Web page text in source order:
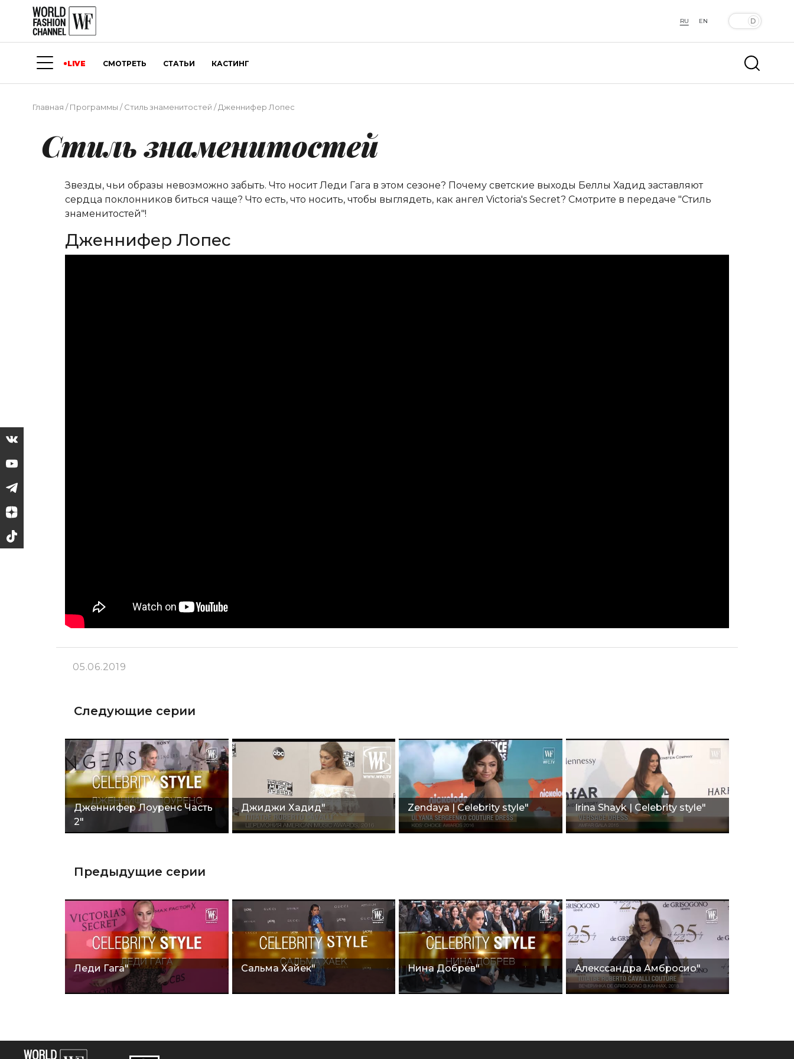
RU EN
LIVE СМОТРЕТЬ СТАТЬИ КАСТИНГ
Главная /Программы /Стиль знаменитостей /Дженнифер Лопес
Стиль знаменитостей
Звезды, чьи образы невозможно забыть. Что носит Леди Гага в этом сезоне? Почему светские выходы Беллы Хадид заставляют
сердца поклонников биться чаще? Что есть, что носить, чтобы выглядеть, как ангел Victoria's Secret? Смотрите в передаче "Стиль
знаменитостей"!
Дженнифер Лопес
05.06.2019
Следующие серии
Дженнифер Лоуренс Часть
2"
Джиджи Хадид" Zendaya | Celebrity style" Irina Shayk | Celebrity style"
Предыдущие серии
Леди Гага" Сальма Хайек" Нина Добрев" Алекссандра Амбросио"